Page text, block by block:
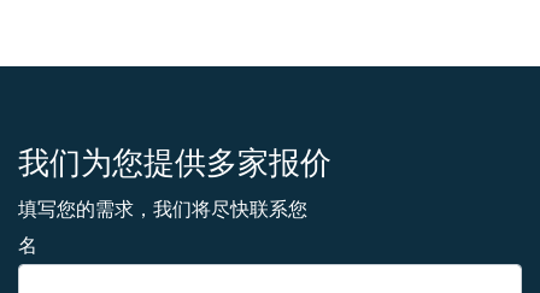
我们为您提供多家报价
填写您的需求，我们将尽快联系您
名